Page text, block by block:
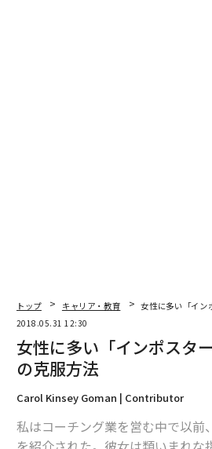
TEDスピーカーも悩む「インポスター症候群
太陽系で「最もくさい惑星」天王星の衝撃の
トップ キャリア・教育
女性に多い「イ
2018.05.31 12:30
女性に多い「インポスタ
の克服方法
Carol Kinsey Goman | Contributor
私はコーチング業を営む中で以前